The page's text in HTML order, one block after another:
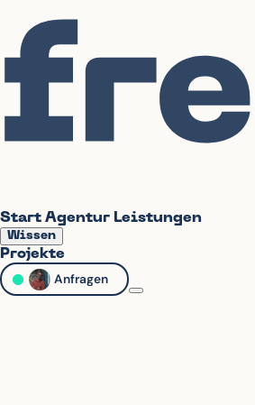
Start Agentur Leistungen
Wissen
Projekte
Anfragen
→